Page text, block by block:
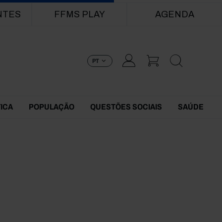
FFMS PLAY AGENDA
PT
POPULAÇÃO QUESTÕES SOCIAIS SAÚDE